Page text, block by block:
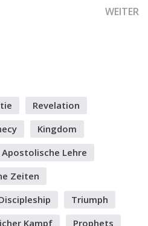
KRAFT DER WEITER
Revelation
Kingdom
Apostolische Lehre
Zeiten
Triumph
Kampf
Prophets